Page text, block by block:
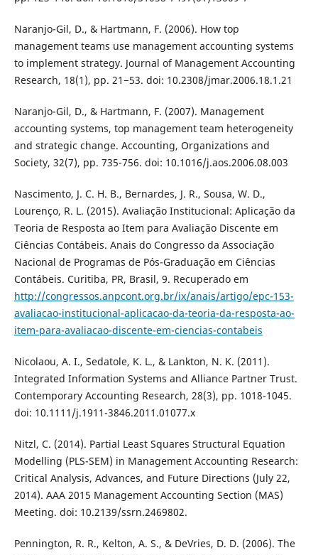
Naranjo-Gil, D., & Hartmann, F. (2006). How top
management teams use management accounting systems
to implement strategy. Journal of Management Accounting
Research, 18(1), pp. 21−53. doi: 10.2308/jmar.2006.18.1.21
Naranjo-Gil, D., & Hartmann, F. (2007). Management
accounting systems, top management team heterogeneity
and strategic change. Accounting, Organizations and
Society, 32(7), pp. 735-756. doi: 10.1016/j.aos.2006.08.003
Nascimento, J. C. H. B., Bernardes, J. R., Sousa, W. D.,
Lourenço, R. L. (2015). Avaliação Institucional: Aplicação da
Teoria de Resposta ao Item para Avaliação Discente em
Ciências Contábeis. Anais do Congresso da Associação
Nacional de Programas de Pós-Graduação em Ciências
Contábeis. Curitiba, PR, Brasil, 9. Recuperado em
http://congressos.anpcont.org.br/ix/anais/artigo/epc-153-
avaliacao-institucional-aplicacao-da-teoria-da-resposta-ao-
item-para-avaliacao-discente-em-ciencias-contabeis
Nicolaou, A. I., Sedatole, K. L., & Lankton, N. K. (2011).
Integrated Information Systems and Alliance Partner Trust.
Contemporary Accounting Research, 28(3), pp. 1018-1045.
doi: 10.1111/j.1911-3846.2011.01077.x
Nitzl, C. (2014). Partial Least Squares Structural Equation
Modelling (PLS-SEM) in Management Accounting Research:
Critical Analysis, Advances, and Future Directions (July 22,
2014). AAA 2015 Management Accounting Section (MAS)
Meeting. doi: 10.2139/ssrn.2469802.
Pennington, R. R., Kelton, A. S., & DeVries, D. D. (2006). The